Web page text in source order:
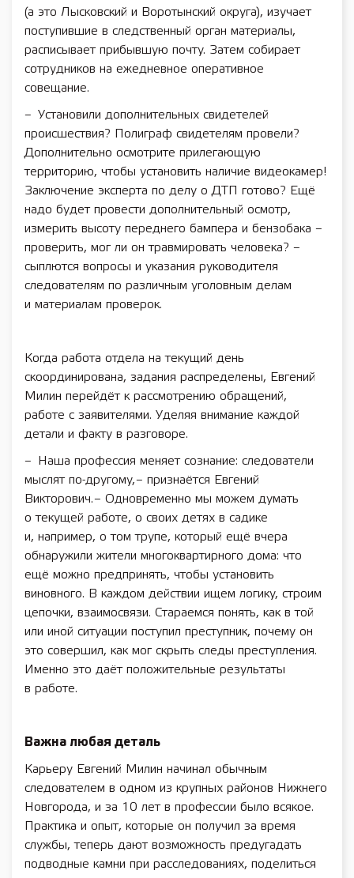
(а это Лысковский и Воротынский округа), изучает
поступившие в следственный орган материалы,
расписывает прибывшую почту. Затем собирает
сотрудников на ежедневное оперативное
совещание.
– Установили дополнительных свидетелей
происшествия? Полиграф свидетелям провели?
Дополнительно осмотрите прилегающую
территорию, чтобы установить наличие видеокамер!
Заключение эксперта по делу о ДТП готово? Ещё
надо будет провести дополнительный осмотр,
измерить высоту переднего бампера и бензобака –
проверить, мог ли он травмировать человека? –
сыплются вопросы и указания руководителя
следователям по различным уголовным делам
и материалам проверок.
Когда работа отдела на текущий день
скоординирована, задания распределены, Евгений
Милин перейдёт к рассмотрению обращений,
работе с заявителями. Уделяя внимание каждой
детали и факту в разговоре.
– Наша профессия меняет сознание: следователи
мыслят по-другому, – признаётся Евгений
Викторович. – Одновременно мы можем думать
о текущей работе, о своих детях в садике
и, например, о том трупе, который ещё вчера
обнаружили жители многоквартирного дома: что
ещё можно предпринять, чтобы установить
виновного. В каждом действии ищем логику, строим
цепочки, взаимосвязи. Стараемся понять, как в той
или иной ситуации поступил преступник, почему он
это совершил, как мог скрыть следы преступления.
Именно это даёт положительные результаты
в работе.
Важна любая деталь
Карьеру Евгений Милин начинал обычным
следователем в одном из крупных районов Нижнего
Новгорода, и за 10 лет в профессии было всякое.
Практика и опыт, которые он получил за время
службы, теперь дают возможность предугадать
подводные камни при расследованиях, поделиться